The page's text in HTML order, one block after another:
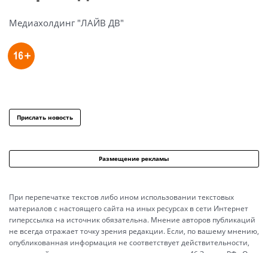
Медиахолдинг "ЛАЙВ ДВ"
Прислать новость
Размещение рекламы
При перепечатке текстов либо ином использовании текстовых
материалов с настоящего сайта на иных ресурсах в сети Интернет
гиперссылка на источник обязательна. Мнение авторов публикаций
не всегда отражает точку зрения редакции. Если, по вашему мнению,
опубликованная информация не соответствует действительности,